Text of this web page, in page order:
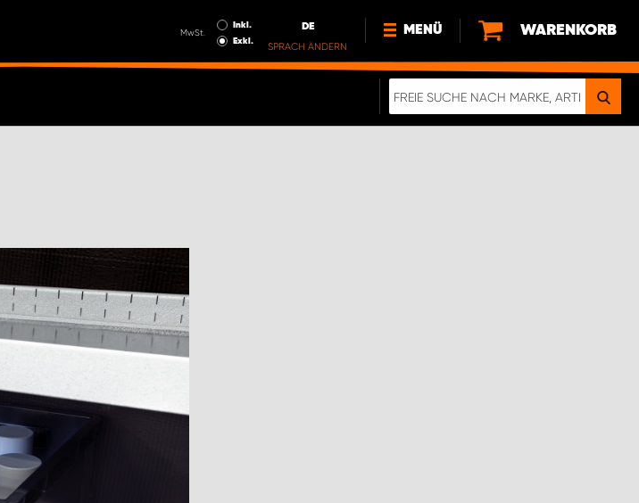
MwSt.
Inkl.
Exkl.
DE
SPRACH ÄNDERN
MENÜ
NEWS
WARENKORB